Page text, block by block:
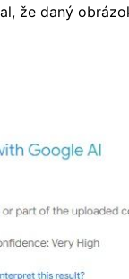
že daný